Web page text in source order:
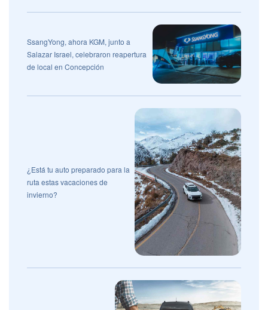
SsangYong, ahora KGM, junto a
Salazar Israel, celebraron reapertura
de local en Concepción
¿Está tu auto preparado para la
ruta estas vacaciones de
invierno?